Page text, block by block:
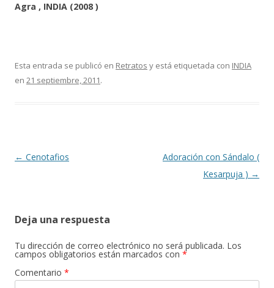
Agra , INDIA (2008 )
Esta entrada se publicó en Retratos y está etiquetada con INDIA
en 21 septiembre, 2011.
Navegación
← Cenotafios
Adoración con Sándalo (
Kesarpuja ) →
Deja una respuesta
Tu dirección de correo electrónico no será publicada. Los
campos obligatorios están marcados con *
Comentario *